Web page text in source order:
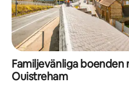
Familjevänliga boenden
Ouistreham